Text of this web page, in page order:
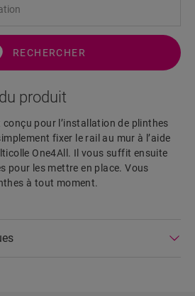
RECHERCHER
produit
conçu pour l’installation de plinthes
fixer le rail au mur à l’aide
One4All. Il vous suffit ensuite
pour les mettre en place. Vous
à tout moment.